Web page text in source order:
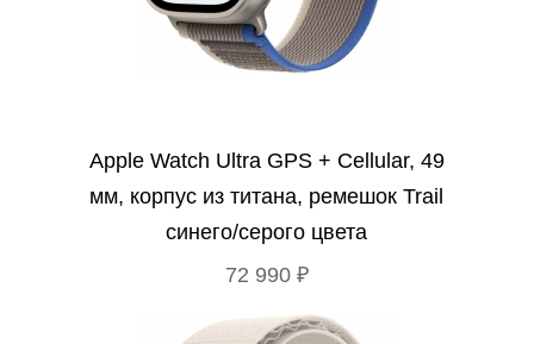
Apple Watch Ultra GPS + Cellular, 49
мм, корпус из титана, ремешок Trail
синего/серого цвета
72 990 ₽